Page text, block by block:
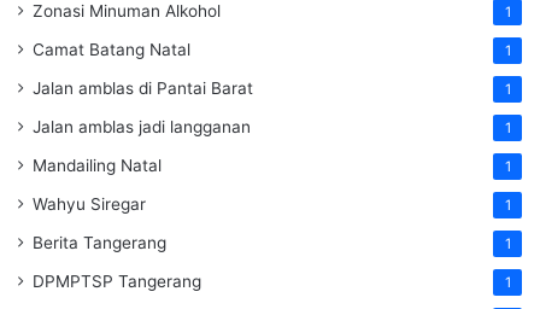
Zonasi Minuman Alkohol 1
Camat Batang Natal 1
Jalan amblas di Pantai Barat 1
Jalan amblas jadi langganan 1
Mandailing Natal 1
Wahyu Siregar 1
Berita Tangerang 1
DPMPTSP Tangerang 1